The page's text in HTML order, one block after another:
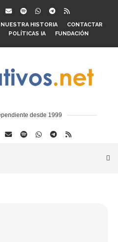
NUESTRA HISTORIA
CONTACTAR
POLÍTICAS IA FUNDACIÓN
desde 1999